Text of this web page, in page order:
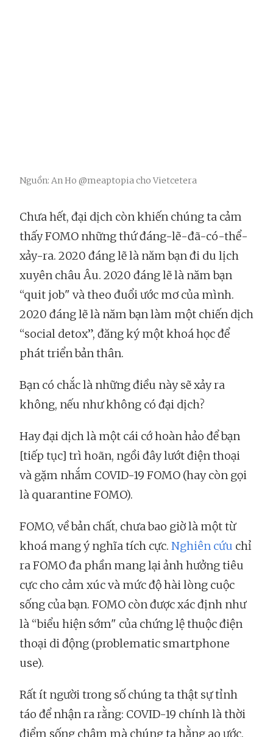
Nguồn: An Ho @meaptopia cho Vietcetera
Chưa hết, đại dịch còn khiến chúng ta cảm
thấy FOMO những thứ đáng-lẽ-đã-có-thể-
xảy-ra. 2020 đáng lẽ là năm bạn đi du lịch
xuyên châu Âu. 2020 đáng lẽ là năm bạn
“quit job" và theo đuổi ước mơ của mình.
2020 đáng lẽ là năm bạn làm một chiến dịch
“social detox”, đăng ký một khoá học để
phát triển bản thân.
Bạn có chắc là những điều này sẽ xảy ra
không, nếu như không có đại dịch?
Hay đại dịch là một cái cớ hoàn hảo để bạn
[tiếp tục] trì hoãn, ngồi đây lướt điện thoại
và gặm nhắm COVID-19 FOMO (hay còn gọi
là quarantine FOMO).
FOMO, về bản chất, chưa bao giờ là một từ
khoá mang ý nghĩa tích cực. Nghiên cứu chỉ
ra FOMO đa phần mang lại ảnh hưởng tiêu
cực cho cảm xúc và mức độ hài lòng cuộc
sống của bạn. FOMO còn được xác định như
là “biểu hiện sớm" của chứng lệ thuộc điện
thoại di động (problematic smartphone
use).
Rất ít người trong số chúng ta thật sự tỉnh
táo để nhận ra rằng: COVID-19 chính là thời
điểm sống chậm mà chúng ta hằng ao ước.